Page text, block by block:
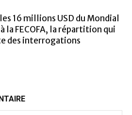
les 16 millions USD du Mondial
la FECOFA, la répartition qui
des interrogations